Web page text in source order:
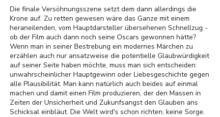
Die finale Versöhnungsszene setzt dem dann allerdings die
Krone auf. Zu retten gewesen wäre das Ganze mit einem
heraneilenden, vom Hauptdarsteller übersehenen Schnellzug -
ob der Film auch dann noch seine Oscars gewonnen hätte?
Wenn man in seiner Bestrebung ein modernes Märchen zu
erzählen auch nur ansatzweise die potentielle Glaubwürdigkeit
auf seiner Seite haben möchte, muss man sich entscheiden:
unwahrscheinlicher Hauptgewinn oder Liebesgeschichte gegen
alle Plausibilität. Man kann natürlich auch beides auf einmal
machen und damit einen Film produzieren, der den Massen in
Zeiten der Unsicherheit und Zukunfsangst den Glauben ans
Schicksal einbläut. Die Welt wird's schon richten, keine Sorge.